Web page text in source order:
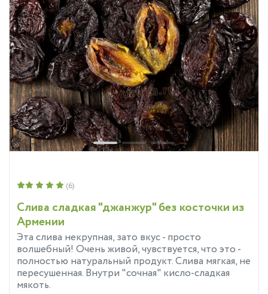
Слива сладкая "джанжур" без косточки из
Армении
Эта слива некрупная, зато вкус - просто
волшебный! Очень живой, чувствуется, что это -
полностью натуральный продукт. Слива мягкая, не
пересушенная. Внутри "сочная" кисло-сладкая
мякоть.
(6)